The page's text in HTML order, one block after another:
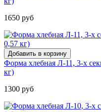
1650 руб
Форма хлебная Л-11, 3-х
кг)
1300 руб